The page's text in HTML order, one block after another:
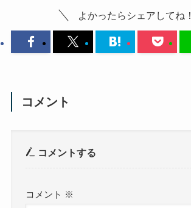
よかったらシェアしてね！
コメント
コメントする
コメント ※